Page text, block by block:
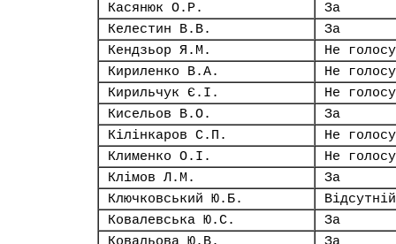
Касянюк О.Р.
За
Келестин В.В.
За
Кендзьор Я.М.
Не
Кириленко В.А.
Не
Кирильчук Є.І.
Не
Кисельов В.О.
За
Кілінкаров С.П.
Не
Клименко О.І.
Не
Клімов Л.М.
За
Ключковський Ю.Б.
Відсутній
Ковалевська Ю.С.
За